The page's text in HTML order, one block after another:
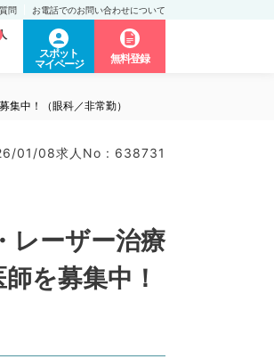
問 お電話でのお問い合わせについて
スポット
マイページ
無料登録
中！（眼科／非常勤）
01/08求人No : 638731
レーザー治療
を募集中！